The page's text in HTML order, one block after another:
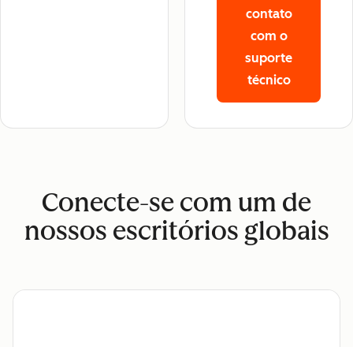
contato
com o
suporte
técnico
Conecte-se com um de
nossos escritórios globais